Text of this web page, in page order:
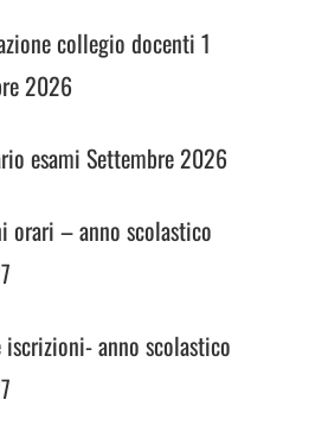
collegio docenti 1
2026
esami Settembre 2026
orari – anno scolastico
iscrizioni- anno scolastico